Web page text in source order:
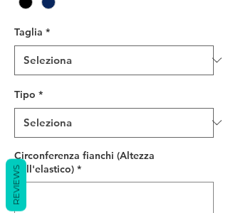
Taglia *
Tipo *
Circonferenza fianchi (Altezza
dell'elastico) *
REVIEWS